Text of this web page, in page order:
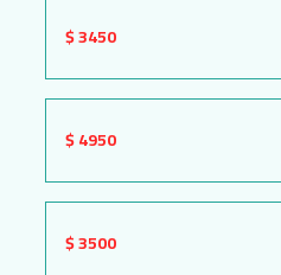
3450 $
4950 $
3500 $